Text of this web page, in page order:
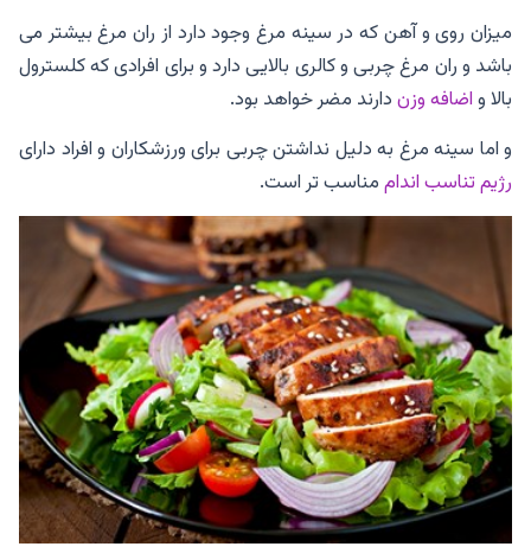
میزان روی و آهن که در سینه مرغ وجود دارد از ران مرغ بیشتر می
باشد و ران مرغ چربی و کالری بالایی دارد و برای افرادی که کلسترول
بالا واضافه وزندارند مضر خواهد بود.
و اما سینه مرغ به دلیل نداشتن چربی برای ورزشکاران و افراد دارای
رژیم تناسب انداممناسب تر است.